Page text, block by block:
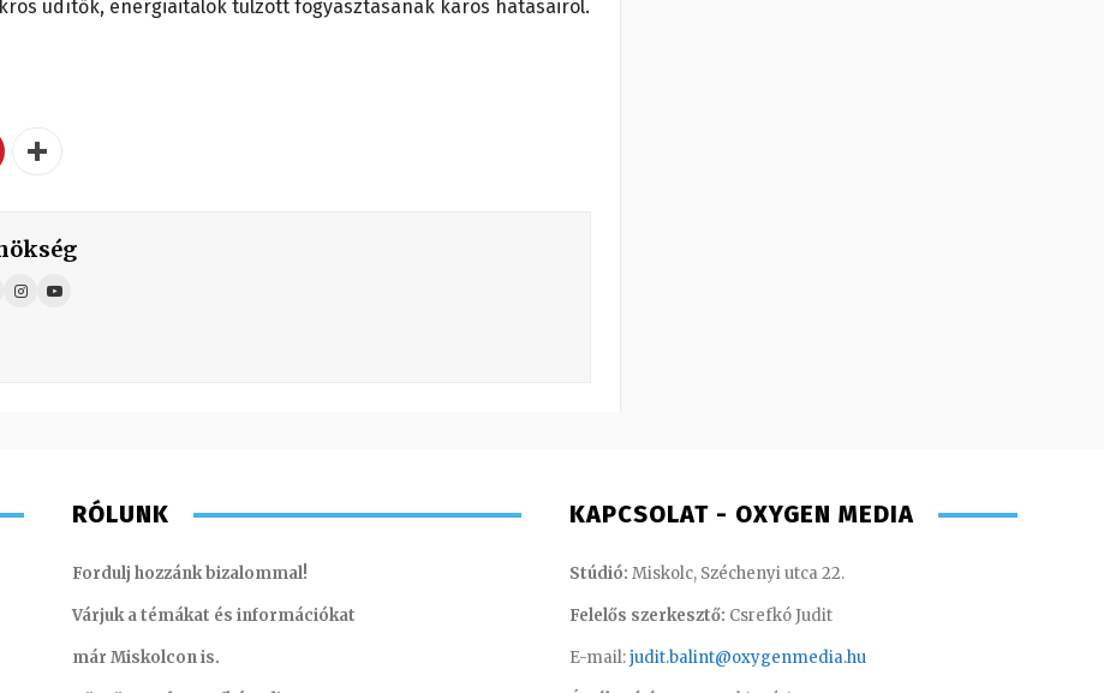
üdítők, energiaitalok túlzott fogyasztásának káros hatásairól.
RÓLUNK
Fordulj hozzánk bizalommal!
Várjuk a témákat és információkat
már Miskolcon is.
KAPCSOLAT - OXYGEN MEDIA
Stúdió: Miskolc, Széchenyi utca 22.
Felelős szerkesztő: Csrefkó Judit
E-mail:judit.balint@oxygenmedia.hu